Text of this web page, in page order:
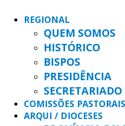
REGIONAL
QUEM SOMOS
HISTÓRICO
BISPOS
PRESIDÊNCIA
COMISSÕES PASTORAIS
ARQUI / DIOCESES